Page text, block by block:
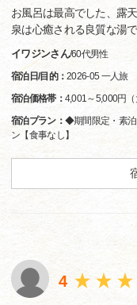
お風呂は最高でした、露
泉は心癒される良質な湯
イワジンさん/60代男性
宿泊日/目的：2026-05 一人旅
宿泊価格帯： 4,001～5,000円（
宿泊プラン： ◆期間限定・素
ン【食事なし】
4